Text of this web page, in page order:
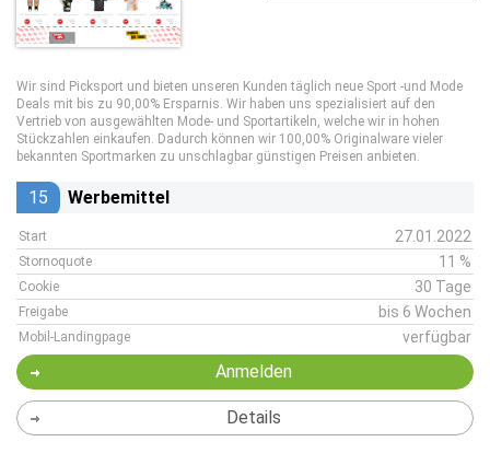
Wir sind Picksport und bieten unseren Kunden täglich neue Sport -und Mode
Deals mit bis zu 90,00% Ersparnis. Wir haben uns spezialisiert auf den
Vertrieb von ausgewählten Mode- und Sportartikeln, welche wir in hohen
Stückzahlen einkaufen. Dadurch können wir 100,00% Originalware vieler
bekannten Sportmarken zu unschlagbar günstigen Preisen anbieten.
15 Werbemittel
Start 27.01.2022
Stornoquote 11 %
Cookie 30 Tage
Freigabe bis 6 Wochen
Mobil-Landingpage verfügbar
Anmelden
Details